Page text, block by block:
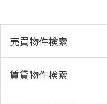
売買物件検索
賃貸物件検索